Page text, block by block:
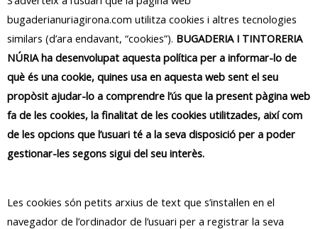
bugaderianuriagirona.com utilitza cookies i altres tecnologies
similars (d’ara endavant, “cookies”). BUGADERIA I TINTORERIA
NÚRIA ha desenvolupat aquesta política per a informar-lo de
què és una cookie, quines usa en aquesta web sent el seu
propòsit ajudar-lo a comprendre l’ús que la present pàgina web
fa de les cookies, la finalitat de les cookies utilitzades, així com
de les opcions que l’usuari té a la seva disposició per a poder
gestionar-les segons sigui del seu interès.
Les cookies són petits arxius de text que s’instal·len en el
navegador de l’ordinador de l’usuari per a registrar la seva